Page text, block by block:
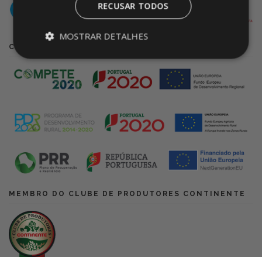
COFINANCIADO POR
MEMBRO DO CLUBE DE PRODUTORES CONTINENTE
RECUSAR TODOS
MOSTRAR DETALHES